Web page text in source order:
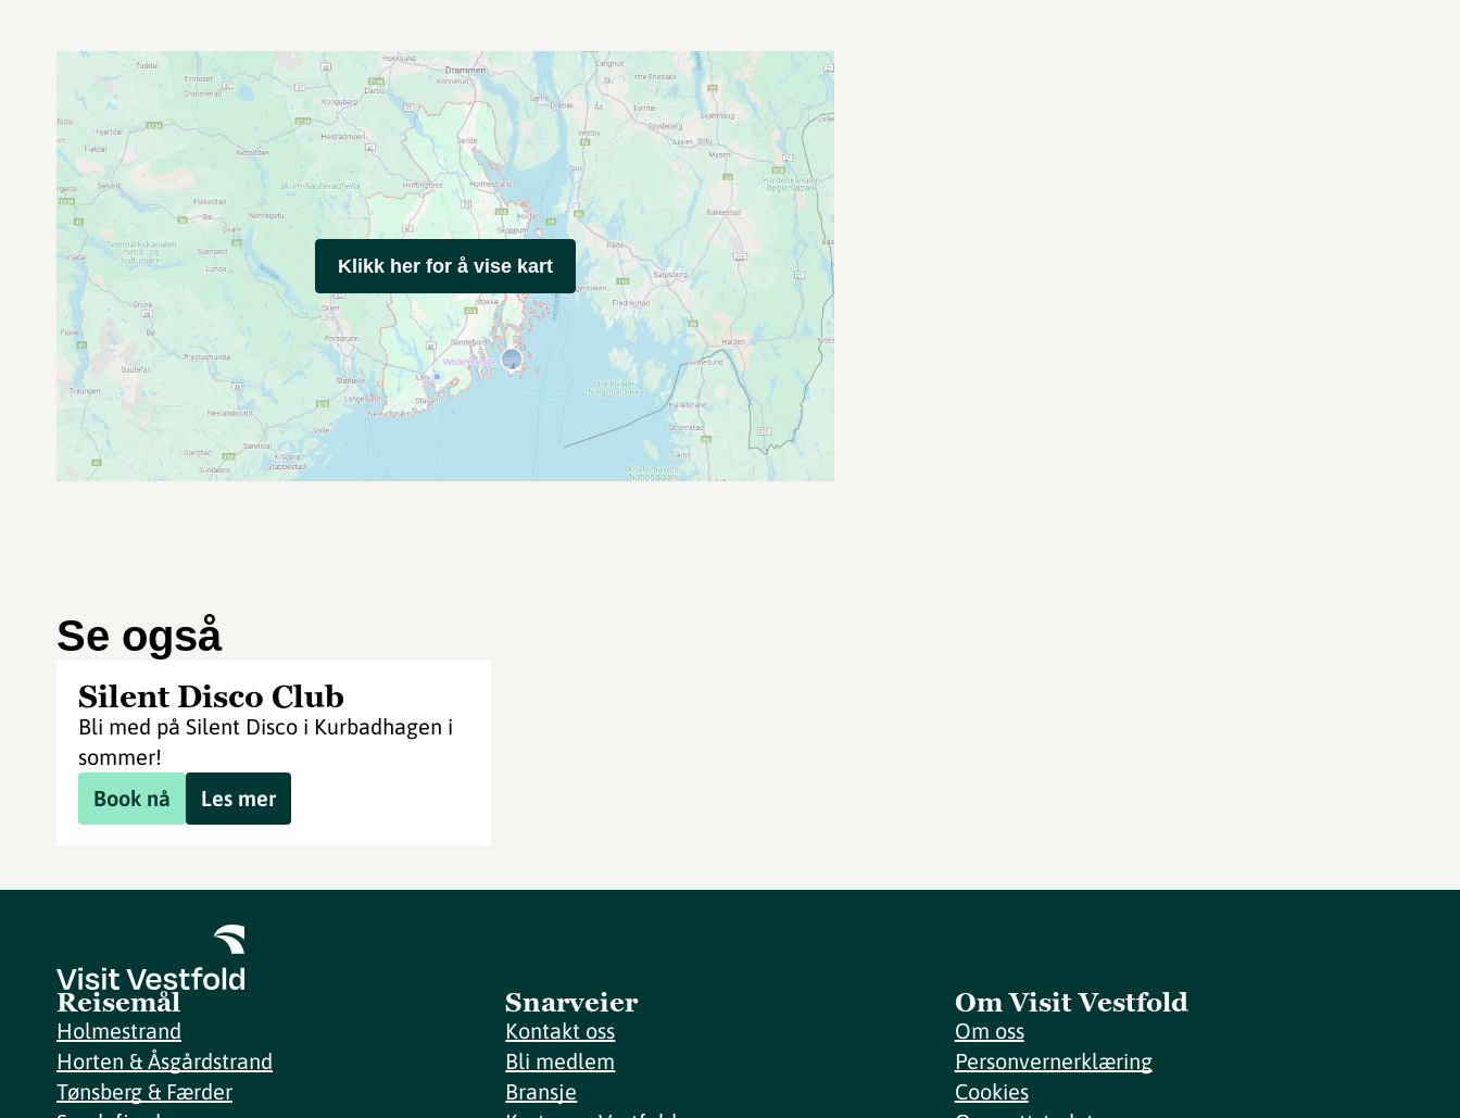
Klikk her for å vise kart
Se også
Silent Disco Club
Bli med på Silent Disco i Kurbadhagen i
sommer!
Book nå
Les mer
Reisemål
Holmestrand
Horten & Åsgårdstrand
Tønsberg & Færder
Snarveier
Kontakt oss
Bli medlem
Bransje
Om Visit Vestfold
Om oss
Personvernerklæring
Cookies